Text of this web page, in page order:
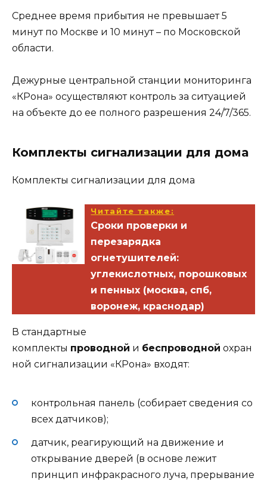
Среднее время прибытия не превышает 5
минут по Москве и 10 минут – по Московской
области.
Дежурные центральной станции мониторинга
«КРона» осуществляют контроль за ситуацией
на объекте до ее полного разрешения 24/7/365.
Комплекты сигнализации для дома
Комплекты сигнализации для дома
Читайте также:
Сроки проверки и
перезарядка
огнетушителей:
углекислотных, порошковых
и пенных (москва, спб,
воронеж, краснодар)
В стандартные
комплекты проводной и беспроводной охран
ной сигнализации «КРона» входят:
контрольная панель (собирает сведения со
всех датчиков);
датчик, реагирующий на движение и
открывание дверей (в основе лежит
принцип инфракрасного луча, прерывание